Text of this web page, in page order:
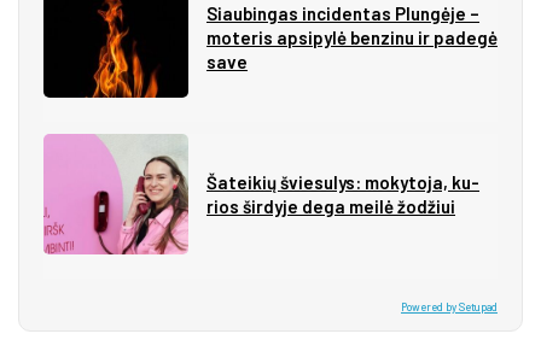
Siau­bin­gas in­ci­den­tas Plun­gė­je –
mo­te­ris ap­si­py­lė ben­zi­nu ir pa­de­gė
sa­ve
Ša­tei­kių švie­su­lys: mo­ky­to­ja, ku­
rios šir­dy­je de­ga mei­lė žo­džiui
Powered by Setupad